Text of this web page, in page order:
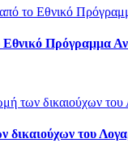
Πρόγραμμα
του